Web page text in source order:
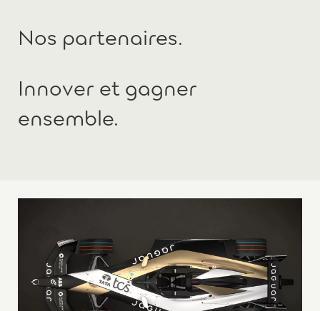
Nos partenaires.
Innover et gagner
ensemble.